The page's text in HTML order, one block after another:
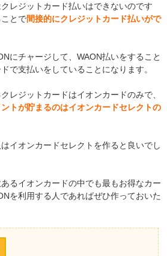
レジットカード払いはできないのです
とで間接的にクレジットカード払いがで
にチャージして、WAON払いをすること
で支払いをしていることになります。
レジットカードはイオンカードのみで、
トが貯まるのはイオンカードセレクトの
イオンカードセレクトを作ると良いでし
るイオンカードの中でも最もお得なカー
を利用する人であればぜひ作っておいた